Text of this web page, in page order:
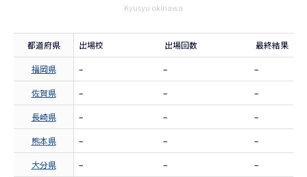
Kyusyu okinawa
都道府県 出場校 出場回数 最終結果
福岡県 – – –
佐賀県 – – –
長崎県 – – –
熊本県 – – –
大分県 – – –